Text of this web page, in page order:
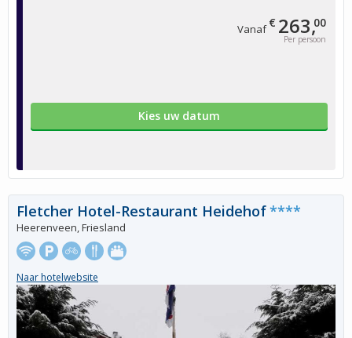
Vanaf€ 263,00
Per persoon
Kies uw datum
Fletcher Hotel-Restaurant Heidehof****
Heerenveen, Friesland
Naar hotelwebsite